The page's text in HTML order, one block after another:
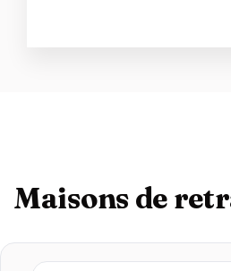
Maisons de